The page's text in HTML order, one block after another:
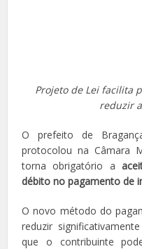
Projeto de Lei facilita
reduzir
O prefeito de
protocolou na Câmara
torna obrigatório a
débito no pagamento de
O novo método do
reduzir
que o contribuinte